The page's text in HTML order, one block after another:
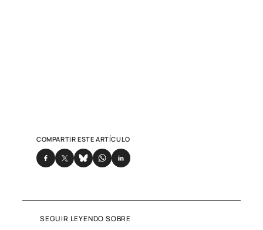
COMPARTIR ESTE ARTÍCULO
SEGUIR LEYENDO SOBRE